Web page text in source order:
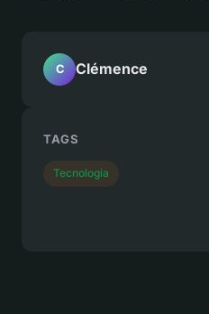
C Clémence
TAGS
Tecnologia